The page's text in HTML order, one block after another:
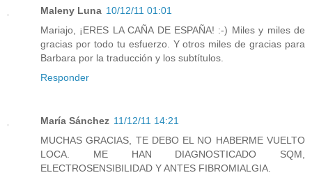
Maleny Luna 10/12/11 01:01
Mariajo, ¡ERES LA CAÑA DE ESPAÑA! :-) Miles y miles de
gracias por todo tu esfuerzo. Y otros miles de gracias para
Barbara por la traducción y los subtítulos.
Responder
María Sánchez 11/12/11 14:21
MUCHAS GRACIAS, TE DEBO EL NO HABERME VUELTO
LOCA. ME HAN DIAGNOSTICADO SQM,
ELECTROSENSIBILIDAD Y ANTES FIBROMIALGIA.